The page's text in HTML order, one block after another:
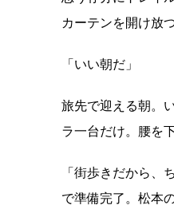
カーテンを開け放
「いい朝だ」
旅先で迎える朝。
ラ一台だけ。腰を
「街歩きだから
で準備完了。松本